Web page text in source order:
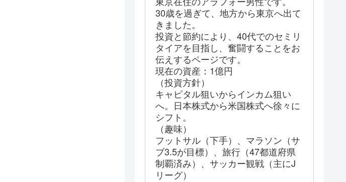
30歳を過ぎて、地方から東京へ出て
きました。
投資と節約により、40代でのセミリ
タイアを目指し、奮闘することをお
伝えするページです。
現在の資産：1億円
（投資方針）
キャピタル狙いからインカム狙い
へ。日本株式から米国株式へ徐々に
シフト。
（趣味）
フットサル（下手）、マラソン（サ
ブ3.5が目標）、旅行（47都道府県
制覇済み）、サッカー観戦（主にJ
リーグ）